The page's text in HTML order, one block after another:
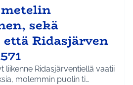
sekä
Ridasjärven
liikenne Ridasjärventiellä vaatii
molemmin puolin ti…